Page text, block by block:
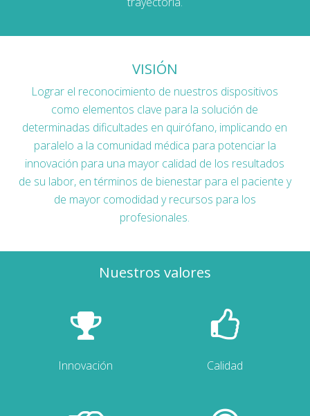
VISIÓN
Lograr el reconocimiento de nuestros dispositivos
como elementos clave para la solución de
determinadas dificultades en quirófano, implicando en
paralelo a la comunidad médica para potenciar la
innovación para una mayor calidad de los resultados
de su labor, en términos de bienestar para el paciente y
de mayor comodidad y recursos para los
profesionales.
Nuestros valores
Innovación Calidad